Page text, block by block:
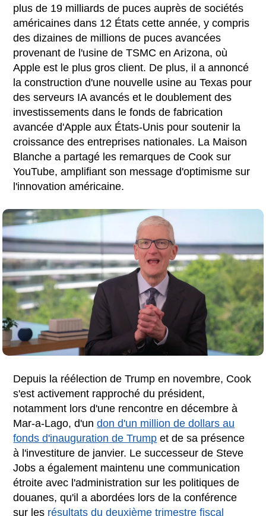
plus de 19 milliards de puces auprès de sociétés
américaines dans 12 États cette année, y compris
des dizaines de millions de puces avancées
provenant de l'usine de TSMC en Arizona, où
Apple est le plus gros client. De plus, il a annoncé
la construction d'une nouvelle usine au Texas pour
des serveurs IA avancés et le doublement des
investissements dans le fonds de fabrication
avancée d'Apple aux États-Unis pour soutenir la
croissance des entreprises nationales. La Maison
Blanche a partagé les remarques de Cook sur
YouTube, amplifiant son message d'optimisme sur
l'innovation américaine.
Depuis la réélection de Trump en novembre, Cook
s'est activement rapproché du président,
notamment lors d'une rencontre en décembre à
Mar-a-Lago, d'undon d'un million de dollars au
fonds d'inauguration de Trump et de sa présence
à l'investiture de janvier. Le successeur de Steve
Jobs a également maintenu une communication
étroite avec l'administration sur les politiques de
douanes, qu'il a abordées lors de la conférence
sur les résultats du deuxième trimestre fiscal